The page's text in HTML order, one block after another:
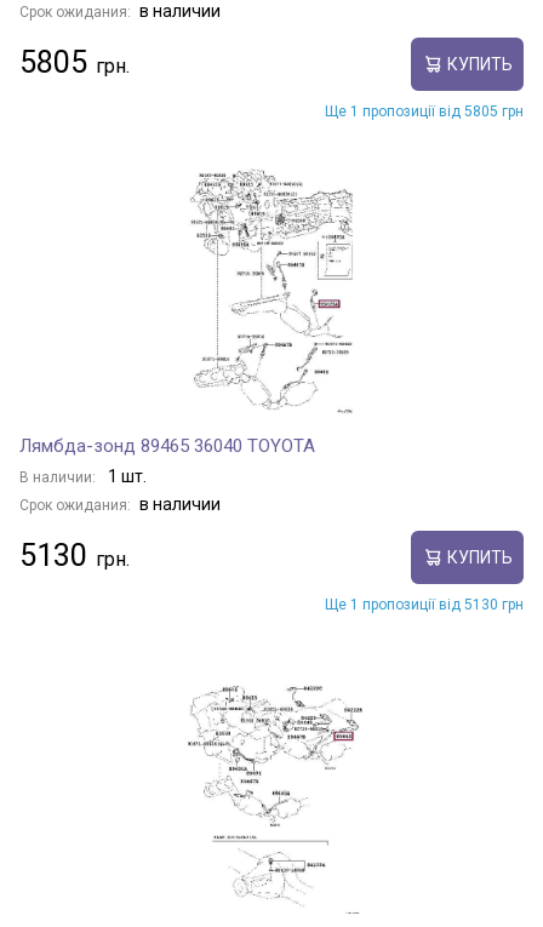
Срок ожидания: в наличии
5805 КУПИТЬ
Ще 1 пропозиції від 5805 грн
Лямбда-зонд 89465 36040 TOYOTA
В наличии: 1 шт.
Срок ожидания: в наличии
5130 КУПИТЬ
Ще 1 пропозиції від 5130 грн